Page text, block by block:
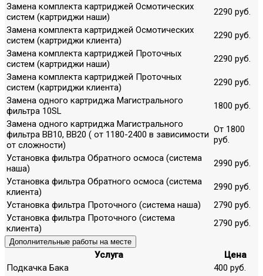
Замена комплекта картриджей Осмотических
систем (картриджи наши)
2290 руб.
Замена комплекта картриджей Осмотических
систем (картриджи клиента)
2290 руб.
Замена комплекта картриджей Проточных
систем (картриджи наши)
2290 руб.
Замена комплекта картриджей Проточных
систем (картриджи клиента)
2290 руб.
Замена одного картриджа Магистрального
фильтра 10SL
1800 руб.
Замена одного картриджа Магистрального
фильтра ВВ10, ВВ20 ( от 1180-2400 в зависимости
от сложности)
От 1800
руб.
Установка фильтра Обратного осмоса (система
наша)
2990 руб.
Установка фильтра Обратного осмоса (система
клиента)
2990 руб.
Установка фильтра Проточного (система наша)
2790 руб.
Установка фильтра Проточного (система
клиента)
2790 руб.
Дополнительные работы на месте
Услуга
Цена
Подкачка Бака
400 руб.